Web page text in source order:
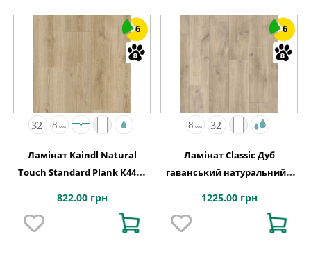
6
Ламінат Kaindl Natural
Touch Standard Plank K4420
822.00 грн
6
Ламінат Classic Дуб
гаванський натуральний з
1225.00 грн